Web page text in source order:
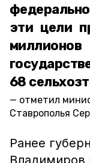
эти цели
68
отметил
Ставрополья
Ранее
Владимиров